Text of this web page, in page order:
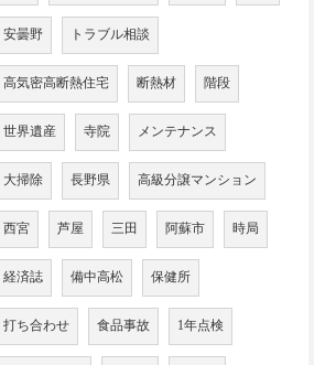
安曇野 トラブル相談
高気密高断熱住宅 断熱材 階段
世界遺産 寺院 メンテナンス
大掃除 長野県 高級分譲マンション
西宮 芦屋 三田 阿蘇市 時局
経済誌 備中高松 保健所
打ち合わせ 食品事故 1年点検